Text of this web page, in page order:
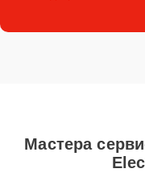
Мастера